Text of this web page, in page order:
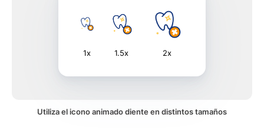
1x 1.5x 2x
Utiliza el icono animado diente en distintos tamaños